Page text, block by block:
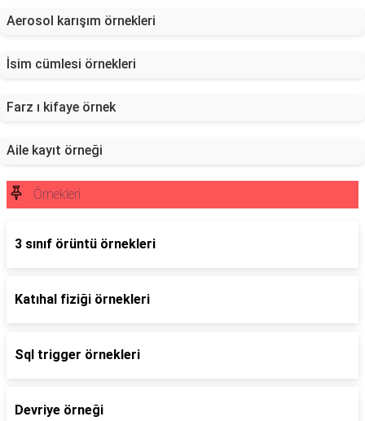
Aerosol karışım örnekleri
İsim cümlesi örnekleri
Farz ı kifaye örnek
Aile kayıt örneği
Örnekleri
3 sınıf örüntü örnekleri
Katıhal fiziği örnekleri
Sql trigger örnekleri
Devriye örneği